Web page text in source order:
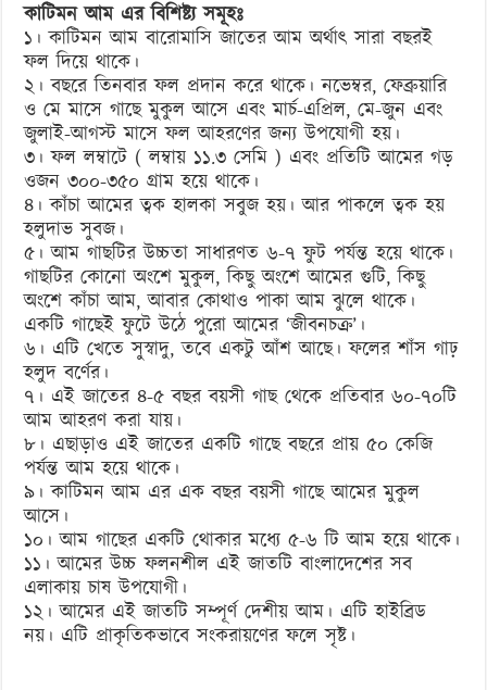
কাটিমন আম এর বিশিষ্ট্য সমূহঃ
১। কাটিমন আম বারোমাসি জাতের আম অর্থাৎ সারা বছরই
ফল দিয়ে থাকে।
২। বছরে তিনবার ফল প্রদান করে থাকে। নভেম্বর, ফেব্রুয়ারি
ও মে মাসে গাছে মুকুল আসে এবং মার্চ-এপ্রিল, মে-জুন এবং
জুলাই-আগস্ট মাসে ফল আহরণের জন্য উপযোগী হয়।
৩। ফল লম্বাটে ( লম্বায় ১১.৩ সেমি ) এবং প্রতিটি আমের গড়
ওজন ৩০০-৩৫০ গ্রাম হয়ে থাকে।
৪। কাঁচা আমের ত্বক হালকা সবুজ হয়। আর পাকলে ত্বক হয়
হলুদাভ সুবজ।
৫। আম গাছটির উচ্চতা সাধারণত ৬-৭ ফুট পর্যন্ত হয়ে থাকে।
গাছটির কোনো অংশে মুকুল, কিছু অংশে আমের গুটি, কিছু
অংশে কাঁচা আম, আবার কোথাও পাকা আম ঝুলে থাকে।
একটি গাছেই ফুটে উঠে পুরো আমের ‘জীবনচক্র’।
৬। এটি খেতে সুস্বাদু, তবে একটু আঁশ আছে। ফলের শাঁস গাঢ়
হলুদ বর্ণের।
৭। এই জাতের ৪-৫ বছর বয়সী গাছ থেকে প্রতিবার ৬০-৭০টি
আম আহরণ করা যায়।
৮। এছাড়াও এই জাতের একটি গাছে বছরে প্রায় ৫০ কেজি
পর্যন্ত আম হয়ে থাকে।
৯। কাটিমন আম এর এক বছর বয়সী গাছে আমের মুকুল
আসে।
১০। আম গাছের একটি থোকার মধ্যে ৫-৬ টি আম হয়ে থাকে।
১১। আমের উচ্চ ফলনশীল এই জাতটি বাংলাদেশের সব
এলাকায় চাষ উপযোগী।
১২। আমের এই জাতটি সম্পূর্ণ দেশীয় আম। এটি হাইব্রিড
নয়। এটি প্রাকৃতিকভাবে সংকরায়ণের ফলে সৃষ্ট।